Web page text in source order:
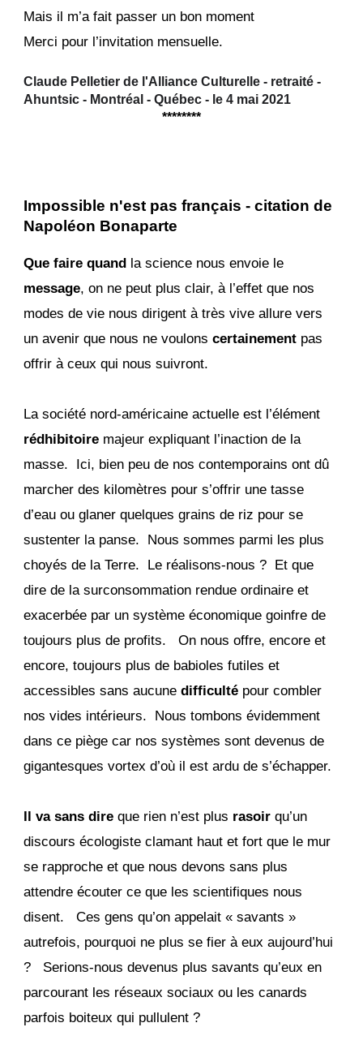
Mais il m’a fait passer un bon moment
Merci pour l’invitation mensuelle.
Claude Pelletier de l'Alliance Culturelle - retraité -
Ahuntsic - Montréal - Québec - le4 mai 2021
********
Impossible n'est pas français - citation de
Napoléon Bonaparte
Que faire quand la science nous envoie le
message, on ne peut plus clair, à l’effet que nos
modes de vie nous dirigent à très vive allure vers
un avenir que nous ne voulonscertainement pas
offrir à ceux qui nous suivront.
La société nord-américaine actuelle est l’élément
rédhibitoire majeur expliquant l’inaction de la
masse. Ici, bien peu de nos contemporains ont dû
marcher des kilomètres pour s’offrir une tasse
d’eau ou glaner quelques grains de riz pour se
sustenter la panse. Nous sommes parmi les plus
choyés de la Terre. Le réalisons-nous ? Et que
dire de la surconsommation rendue ordinaire et
exacerbée par un système économique goinfre de
toujours plus de profits. On nous offre, encore et
encore, toujours plus de babioles futiles et
accessibles sans aucunedifficulté pour combler
nos vides intérieurs. Nous tombons évidemment
dans ce piège car nos systèmes sont devenus de
gigantesques vortex d’où il est ardu de s’échapper.
Il va sans dire que rien n’est plus rasoirqu’un
discours écologiste clamant haut et fort que le mur
se rapproche et que nous devons sans plus
attendre écouter ce que les scientifiques nous
disent. Ces gens qu’on appelait « savants »
autrefois, pourquoi ne plus se fier à eux aujourd’hui
? Serions-nous devenus plus savants qu’eux en
parcourant les réseaux sociaux ou les canards
parfois boiteux qui pullulent ?